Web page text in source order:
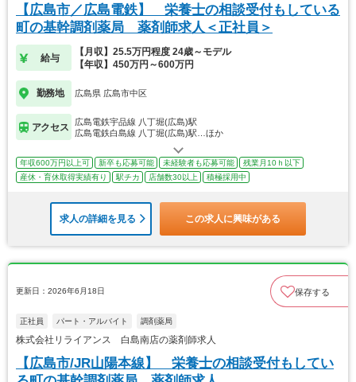
【広島市／広島電鉄】 栄養士の相談受付もしている
町の基幹調剤薬局 薬剤師求人＜正社員＞
給与
【月収】25.5万円程度 24歳～モデル
【年収】450万円～600万円
勤務地 広島県 広島市中区
アクセス
広島電鉄宇品線 八丁堀(広島)駅
広島電鉄白島線 八丁堀(広島)駅…ほか
年収600万円以上可 新卒も応募可能 未経験者も応募可能
残業月10ｈ以下
産休・育休取得実績有り
駅チカ 店舗数30以上 積極採用中
求人の詳細を見る この求人に興味がある
更新日：2026年6月18日 保存する
正社員 パート・アルバイト 調剤薬局
株式会社リライアンス 白島南店の薬剤師求人
【広島市/JR山陽本線】 栄養士の相談受付もしてい